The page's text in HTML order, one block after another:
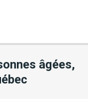
âgées,